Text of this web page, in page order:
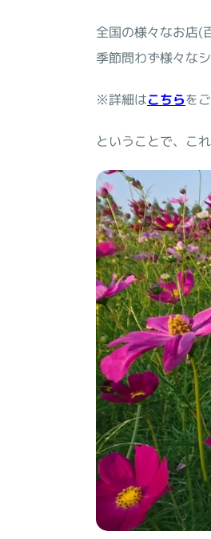
全国の様々なお店(
季節問わず様々な
※詳細はこちらを
ということで、こ